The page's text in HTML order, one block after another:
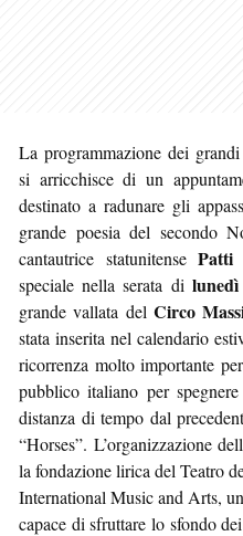
La programmazione dei
si arricchisce di un
destinato a radunare gli
grande poesia del secondo
cantautrice statunitensePatti
speciale nella serata di
grande vallata del Circo
stata inserita nel calendario
ricorrenza molto importante
pubblico italiano per
distanza di tempo dal
“Horses”. L’organizzazione
la fondazione lirica del Teatro
International Music and Arts,
capace di sfruttare lo sfondo